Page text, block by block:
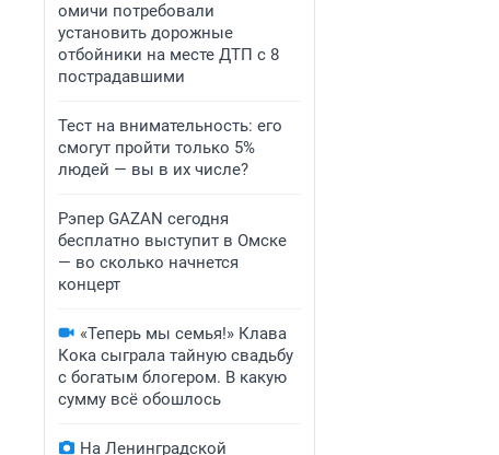
омичи потребовали
установить дорожные
отбойники на месте ДТП с 8
пострадавшими
Тест на внимательность: его
смогут пройти только 5%
людей — вы в их числе?
Рэпер GAZAN сегодня
бесплатно выступит в Омске
— во сколько начнется
концерт
«Теперь мы семья!» Клава
Кока сыграла тайную свадьбу
с богатым блогером. В какую
сумму всё обошлось
На Ленинградской